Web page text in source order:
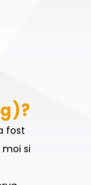
fost
si